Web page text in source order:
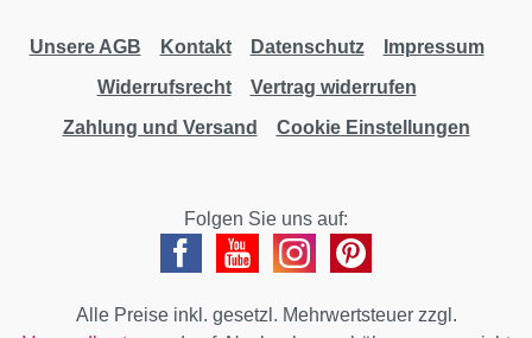
Unsere AGB Kontakt Datenschutz
Impressum
Widerrufsrecht
Vertrag widerrufen
Zahlung und Versand
Cookie Einstellungen
Folgen Sie uns auf:
Alle Preise inkl. gesetzl. Mehrwertsteuer zzgl.